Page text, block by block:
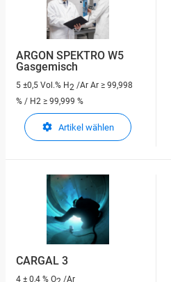
ARGON SPEKTRO W5
Gasgemisch
5 ±0,5 Vol.% H2 /Ar Ar ≥ 99,998
% / H2 ≥ 99,999 %
Artikel wählen
CARGAL 3
4 ± 0,4 % O /Ar